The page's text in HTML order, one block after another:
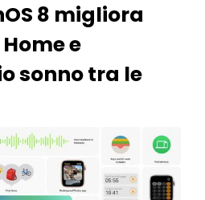
8 migliora
e
sonno tra le